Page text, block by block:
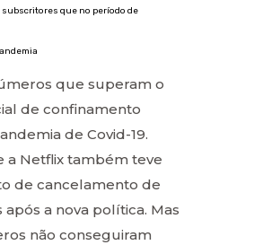
que no período de
que superam o
de confinamento
de Covid-19.
a Netflix também teve
de cancelamento de
a nova política. Mas
não conseguiram